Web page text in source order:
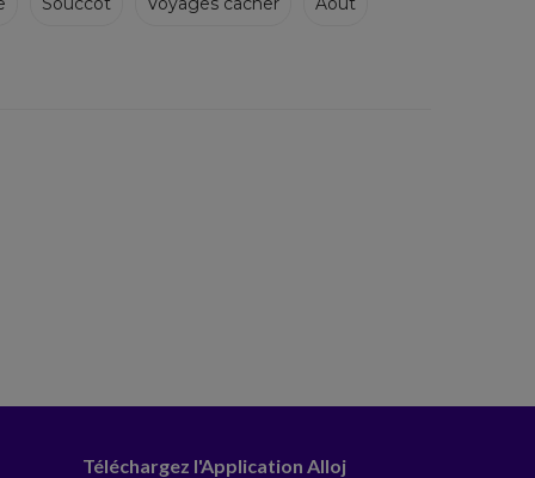
Téléchargez l'Application Alloj